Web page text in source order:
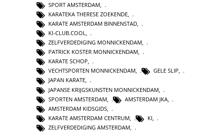
SPORT AMSTERDAM
KARATEKA THERESE ZOEKENDE,
KARATE AMSTERDAM BINNENSTAD,
KI-CLUB.COOL,
ZELFVERDEDIGING MONNICKENDAM,
PATRICK KOSTER MONNICKENDAM,
KARATE SCHOP,
VECHTSPORTEN MONNICKENDAM, GELE SLIP,
JAPAN KARATE,
JAPANSE KRIJGSKUNSTEN MONNICKENDAM
SPORTEN AMSTERDAM
AMSTERDAM JKA
AMSTERDAM KIDSGIDS
KARATE AMSTERDAM CENTRUM
KI
ZELFVERDEDIGING AMSTERDAM